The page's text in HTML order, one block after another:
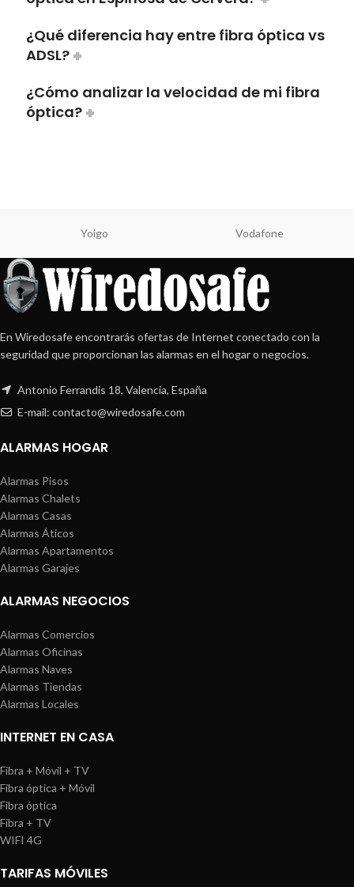
¿Qué diferencia hay entre fibra óptica vs
ADSL?
¿Cómo analizar la velocidad de mi fibra
óptica?
Yoigo Vodafone
En Wiredosafe encontrarás ofertas de Internet conectado con la
seguridad que proporcionan las alarmas en el hogar o negocios.
Antonio Ferrandis 18, Valencia, España
E-mail: contacto@wiredosafe.com
ALARMAS HOGAR
Alarmas Pisos
Alarmas Chalets
Alarmas Casas
Alarmas Áticos
Alarmas Apartamentos
Alarmas Garajes
ALARMAS NEGOCIOS
Alarmas Comercios
Alarmas Oficinas
Alarmas Naves
Alarmas Tiendas
Alarmas Locales
INTERNET EN CASA
Fibra + Móvil + TV
Fibra óptica + Móvil
Fibra óptica
Fibra + TV
WIFI 4G
TARIFAS MÓVILES